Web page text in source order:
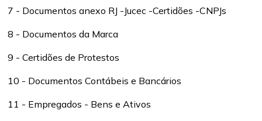
7 - Documentos anexo RJ -Jucec -Certidões -CNPJs
8 - Documentos da Marca
9 - Certidões de Protestos
10 - Documentos Contábeis e Bancários
11 - Empregados - Bens e Ativos